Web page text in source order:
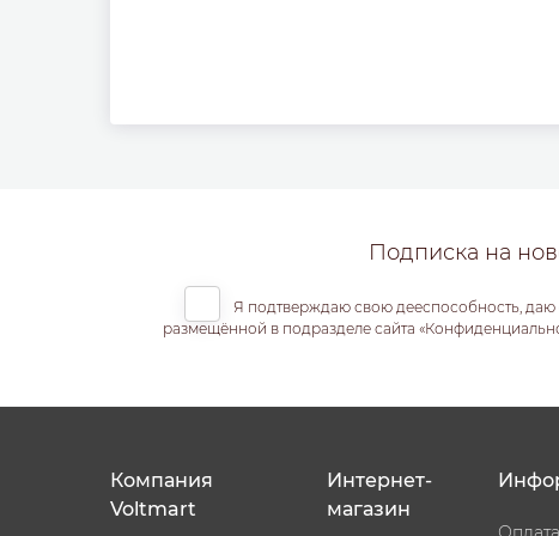
Подписка на
Я подтверждаю свою дееспособность,
размещённой в подразделе сайта
Компания
Voltmart
Интернет-
магазин